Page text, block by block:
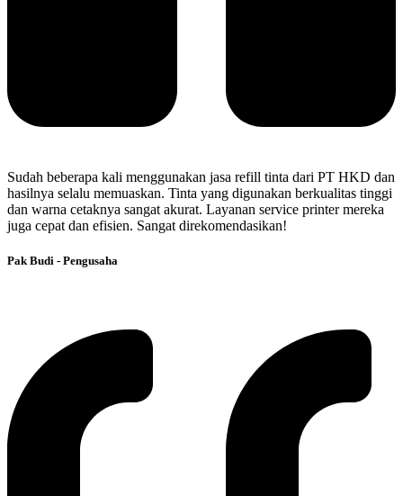
Sudah beberapa kali menggunakan jasa refill tinta dari PT HKD dan
hasilnya selalu memuaskan. Tinta yang digunakan berkualitas tinggi
dan warna cetaknya sangat akurat. Layanan service printer mereka
juga cepat dan efisien. Sangat direkomendasikan!
Pak Budi - Pengusaha